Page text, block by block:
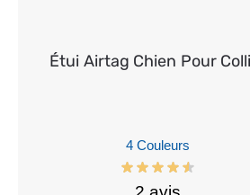
Étui Airtag Chien Pour
4 Couleurs